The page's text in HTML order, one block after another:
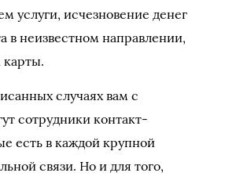
услуги, исчезновение денег
в неизвестном направлении,
случаях вам с
сотрудники контакт-
есть в каждой крупной
связи. Но и для того,